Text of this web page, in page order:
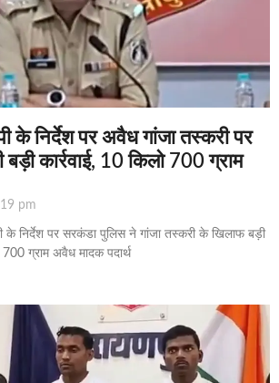
के निर्देश पर अवैध गांजा तस्करी पर
कार्रवाई, 10 किलो 700 ग्राम
pm
के निर्देश पर सरकंडा पुलिस ने गांजा तस्करी के खिलाफ बड़ी
ग्राम अवैध मादक पदार्थ